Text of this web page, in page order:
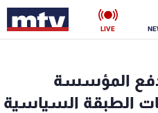
LIVE
المؤسسة
الطبقة السياسية